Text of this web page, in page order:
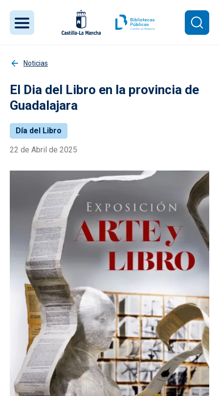
Noticias
El Dia del Libro en la provincia de
Guadalajara
Día del Libro
22 de Abril de 2025